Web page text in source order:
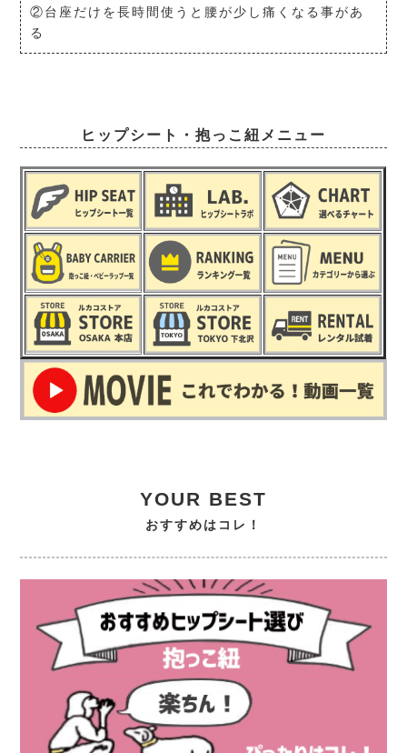
②台座だけを長時間使うと腰が少し痛くなる事があ
る
ヒップシート・抱っこ紐メニュー
YOUR BEST
おすすめはコレ！